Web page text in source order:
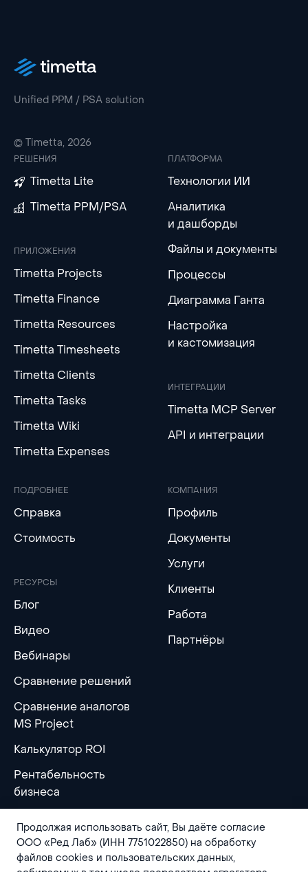
Unified PPM / PSA solution
© Timetta, 2026
РЕШЕНИЯ
Timetta Lite
Timetta PPM/PSA
ПРИЛОЖЕНИЯ
Timetta Projects
Timetta Finance
Timetta Resources
Timetta Timesheets
Timetta Clients
Timetta Tasks
Timetta Wiki
Timetta Expenses
ПЛАТФОРМА
Технологии ИИ
Аналитика
и дашборды
Файлы и документы
Процессы
Диаграмма Ганта
Настройка
и кастомизация
ИНТЕГРАЦИИ
Timetta MCP Server
API и интеграции
ПОДРОБНЕЕ
Справка
Стоимость
РЕСУРСЫ
Блог
Видео
Вебинары
Сравнение решений
Сравнение аналогов
MS Project
Калькулятор ROI
Рентабельность
бизнеса
КОМПАНИЯ
Профиль
Документы
Услуги
Клиенты
Работа
Партнёры
Продолжая использовать сайт, Вы даёте согласие
ООО «Ред Лаб» (ИНН 7751022850) на обработку
файлов cookies и пользовательских данных,